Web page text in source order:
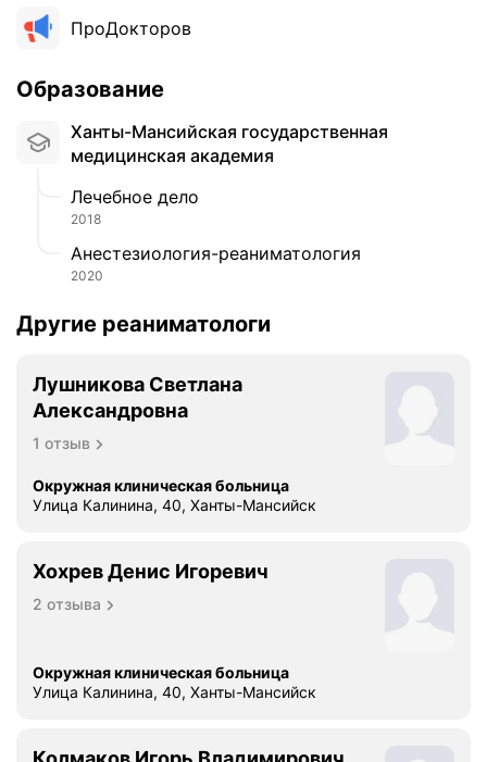
ПроДокторов
Образование
Ханты-Мансийская государственная
медицинская академия
Лечебное дело
2018
Анестезиология-реаниматология
2020
Другие реаниматологи
Лушникова Светлана
Александровна
1 отзыв
Окружная клиническая больница
Улица Калинина, 40, Ханты-Мансийск
Хохрев Денис Игоревич
2 отзыва
Окружная клиническая больница
Улица Калинина, 40, Ханты-Мансийск